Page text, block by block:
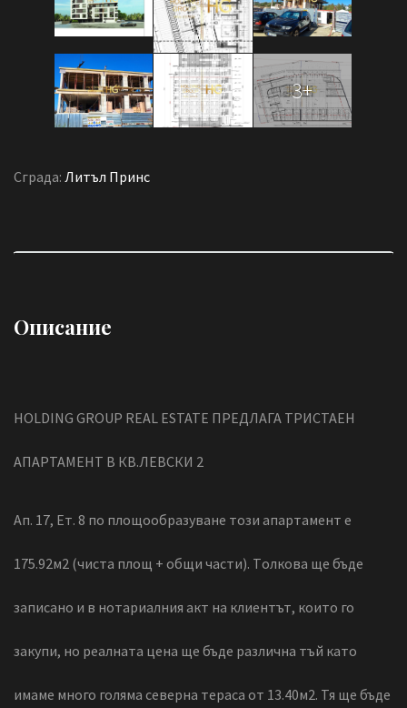
3+
Сграда: Литъл Принс
Описание
HOLDING GROUP REAL ESTATE ПРЕДЛАГА ТРИСТАЕН
АПАРТАМЕНТ В КВ.ЛЕВСКИ 2
Ап. 17, Ет. 8 по площообразуване този апартамент е
175.92м2 (чиста площ + общи части). Tолкова ще бъде
записано и в нотариалния акт на клиентът, които го
закупи, но реалната цена ще бъде различна тъй като
имаме много голяма северна тераса от 13.40м2. Тя ще бъде